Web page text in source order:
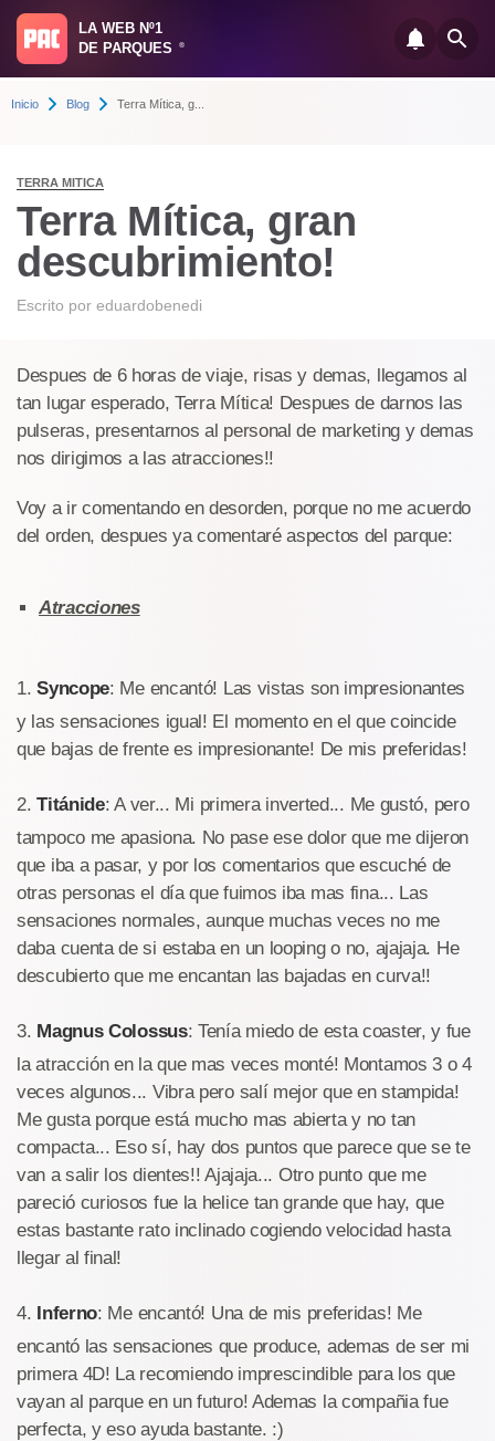
LA WEB Nº1
DE PARQUES
®
Inicio Blog Terra Mítica, g...
TERRA MITICA
Terra Mítica, gran
descubrimiento!
Escrito por eduardobenedi
Despues de 6 horas de viaje, risas y demas, llegamos al
tan lugar esperado, Terra Mítica! Despues de darnos las
pulseras, presentarnos al personal de marketing y demas
nos dirigimos a las atracciones!!
Voy a ir comentando en desorden, porque no me acuerdo
del orden, despues ya comentaré aspectos del parque:
Atracciones
1.Syncope: Me encantó! Las vistas son impresionantes
y las sensaciones igual! El momento en el que coincide
que bajas de frente es impresionante! De mis preferidas!
2.Titánide: A ver... Mi primera inverted... Me gustó, pero
tampoco me apasiona. No pase ese dolor que me dijeron
que iba a pasar, y por los comentarios que escuché de
otras personas el día que fuimos iba mas fina... Las
sensaciones normales, aunque muchas veces no me
daba cuenta de si estaba en un looping o no, ajajaja. He
descubierto que me encantan las bajadas en curva!!
3. Magnus Colossus: Tenía miedo de esta coaster, y fue
la atracción en la que mas veces monté! Montamos 3 o 4
veces algunos... Vibra pero salí mejor que en stampida!
Me gusta porque está mucho mas abierta y no tan
compacta... Eso sí, hay dos puntos que parece que se te
van a salir los dientes!! Ajajaja... Otro punto que me
pareció curiosos fue la helice tan grande que hay, que
estas bastante rato inclinado cogiendo velocidad hasta
llegar al final!
4. Inferno: Me encantó! Una de mis preferidas! Me
encantó las sensaciones que produce, ademas de ser mi
primera 4D! La recomiendo imprescindible para los que
vayan al parque en un futuro! Ademas la compañia fue
perfecta, y eso ayuda bastante. :)